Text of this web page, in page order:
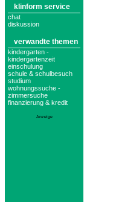
klinform service
chat
diskussion
verwandte themen
kindergarten -
kindergartenzeit
einschulung
schule & schulbesuch
studium
wohnungssuche -
zimmersuche
finanzierung & kredit
Anzeige